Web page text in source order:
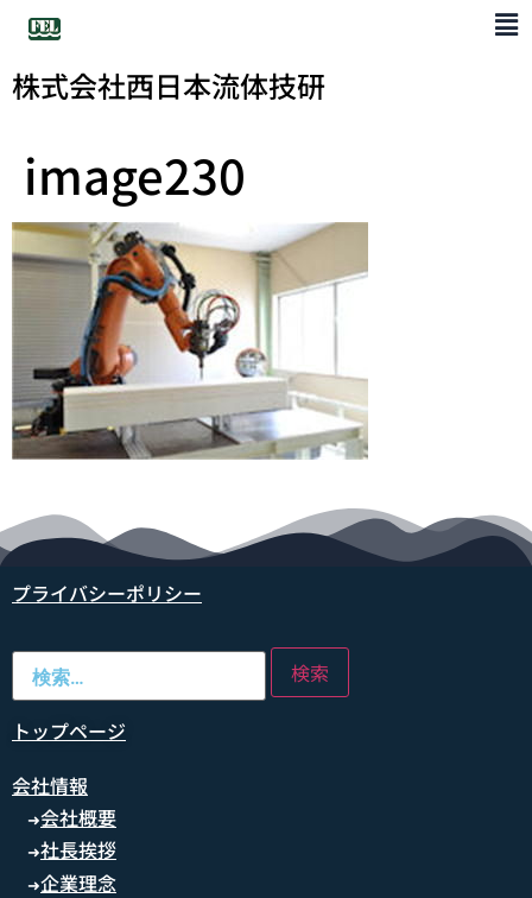
株式会社西日本流体技研
image230
プライバシーポリシー
トップページ
会社情報
➜会社概要
➜社長挨拶
➜企業理念